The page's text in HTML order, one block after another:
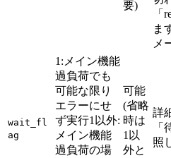
要)
「
ま
メ
wait_fl
ag
1:メイン機能
過負荷でも
可能な限り
エラーにせ
ず実行1以外:
メイン機能
過負荷の場
可能
(省略
時は
1以
外と
詳
照